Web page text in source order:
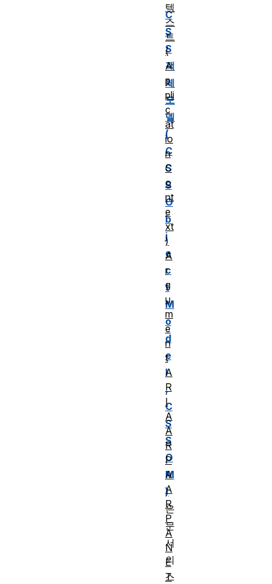
C
S
S
객
체
모
델
(
C
S
S
O
b
j
e
c
t
M
o
d
e
l
,
C
S
S
O
M
)
은
문
서
의
스
텍
스
트
(
A
p
pli
c
at
io
n
C
o
nt
e
xt
)
A
r
g
u
m
e
n
t
A
R
I
A
A
R
P
A
A
R
P
A
N
E
T